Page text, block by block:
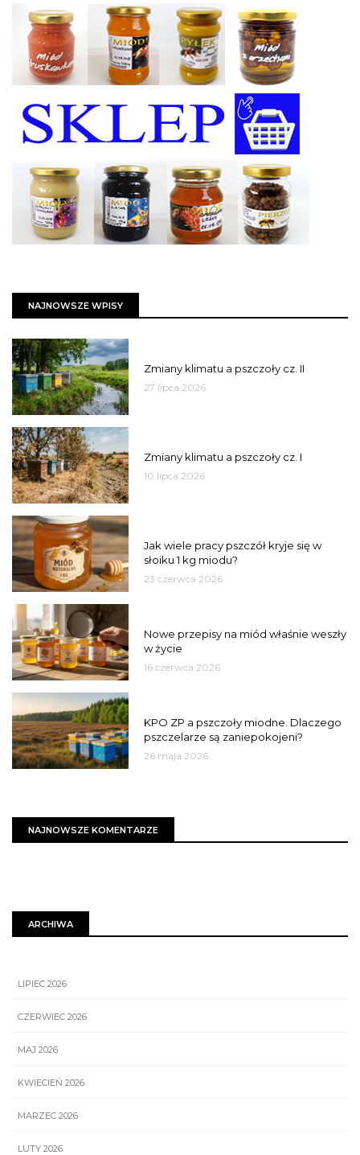
NAJNOWSZE WPISY
Zmiany klimatu a pszczoły cz. II
27 lipca 2026
Zmiany klimatu a pszczoły cz. I
10 lipca 2026
Jak wiele pracy pszczół kryje się w
słoiku 1 kg miodu?
23 czerwca 2026
Nowe przepisy na miód właśnie weszły
w życie
16 czerwca 2026
KPO ZP a pszczoły miodne. Dlaczego
pszczelarze są zaniepokojeni?
26 maja 2026
NAJNOWSZE KOMENTARZE
ARCHIWA
LIPIEC 2026
CZERWIEC 2026
MAJ 2026
KWIECIEŃ 2026
MARZEC 2026
LUTY 2026